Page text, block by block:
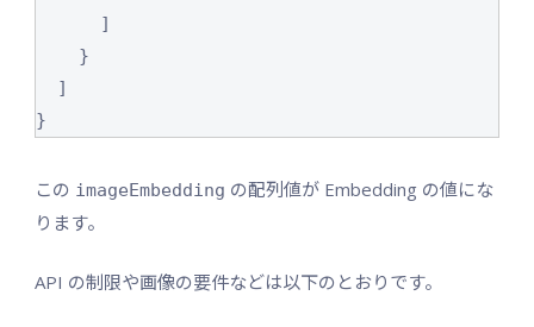
}
この imageEmbedding の配列値が Embedding の値にな
ります。
API の制限や画像の要件などは以下のとおりです。